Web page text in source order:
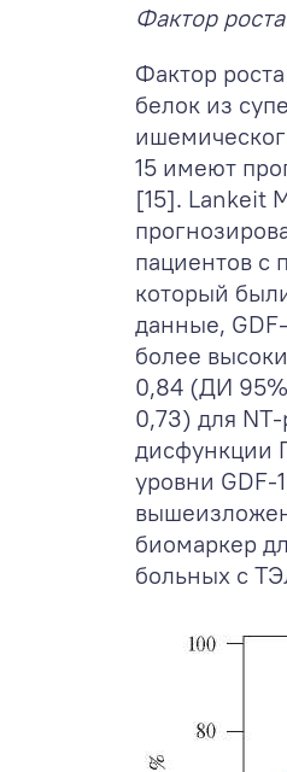
Фактор
Фактор
белок из
15 имеют
[15]. Lankeit
пациентов с
который
данные,
более
0,84 (ДИ
0,73) для
дисфункции
уровни
биомаркер
больных с